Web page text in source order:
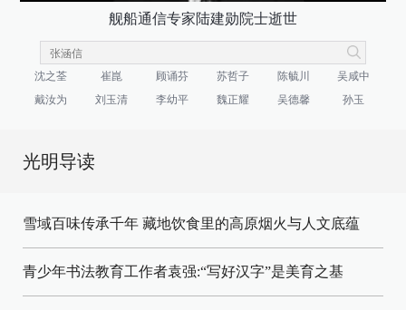
舰船通信专家陆建勋院士逝世
沈之荃 崔崑 顾诵芬 苏哲子 陈毓川
吴咸中
戴汝为
刘玉清 李幼平 魏正耀 吴德馨 孙玉
光明导读
雪域百味传承千年 藏地饮食里的高原烟火与人文底蕴
青少年书法教育工作者袁强:“写好汉字”是美育之基